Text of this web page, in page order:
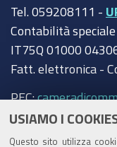
USIAMO I
Questo sito utilizza
Tel. 059208111 -
Contabilità
IT75Q 01000
Fatt. elettronica -
PEC:
Trasparenza